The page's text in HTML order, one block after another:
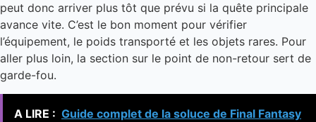
peut donc arriver plus tôt que prévu si la quête principale
avance vite. C’est le bon moment pour vérifier
l’équipement, le poids transporté et les objets rares. Pour
aller plus loin, la section sur le point de non-retour sert de
garde-fou.
A LIRE : Guide complet de la soluce de Final Fantasy